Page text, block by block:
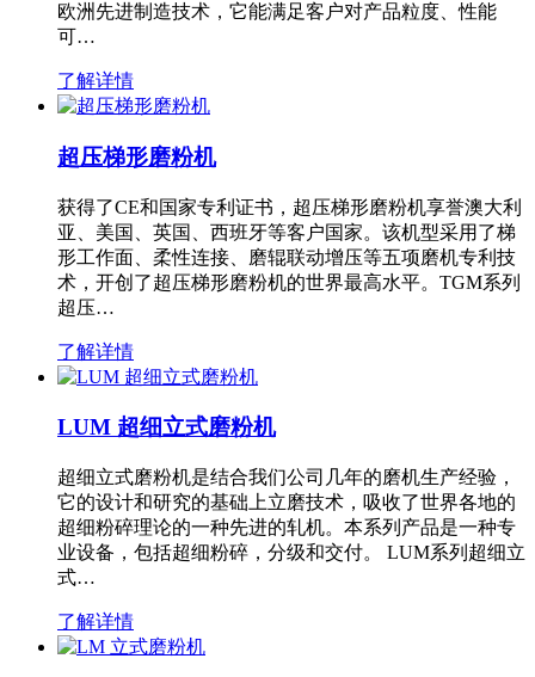
欧洲先进制造技术，它能满足客户对产品粒度、性能
可…
了解详情
超压梯形磨粉机
获得了CE和国家专利证书，超压梯形磨粉机享誉澳大利
亚、美国、英国、西班牙等客户国家。该机型采用了梯
形工作面、柔性连接、磨辊联动增压等五项磨机专利技
术，开创了超压梯形磨粉机的世界最高水平。TGM系列
超压…
了解详情
LUM 超细立式磨粉机
超细立式磨粉机是结合我们公司几年的磨机生产经验，
它的设计和研究的基础上立磨技术，吸收了世界各地的
超细粉碎理论的一种先进的轧机。本系列产品是一种专
业设备，包括超细粉碎，分级和交付。 LUM系列超细立
式…
了解详情